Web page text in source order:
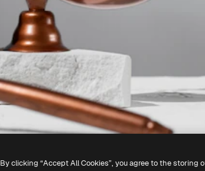
By clicking “Accept All Cookies”, you agree to the storing